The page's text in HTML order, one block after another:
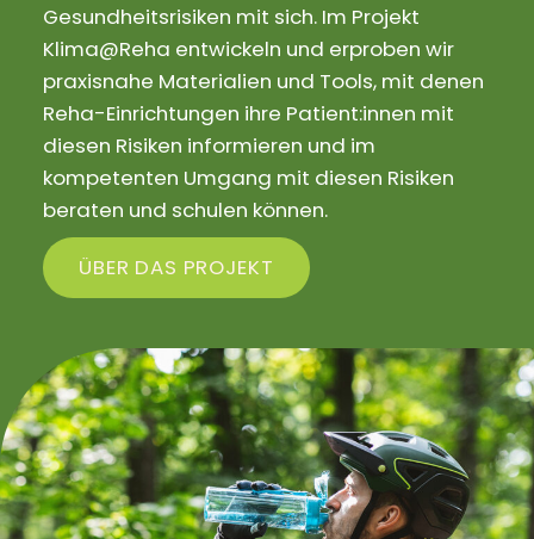
Gesundheitsrisiken mit sich. Im Projekt
Klima@Reha entwickeln und erproben wir
praxisnahe Materialien und Tools, mit denen
Reha-Einrichtungen ihre Patient:innen mit
diesen Risiken informieren und im
kompetenten Umgang mit diesen Risiken
beraten und schulen können.
ÜBER DAS PROJEKT